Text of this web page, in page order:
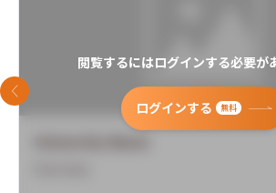
閲覧するにはログインする必要が
ログインする 無料
前のスライド